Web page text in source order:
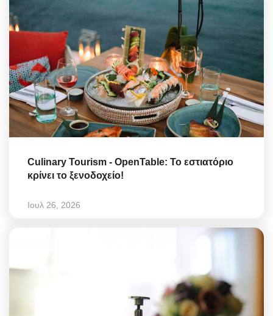
Culinary Tourism - OpenTable: Το εστιατόριο
κρίνει το ξενοδοχείο!
Ιουλ 26, 2026